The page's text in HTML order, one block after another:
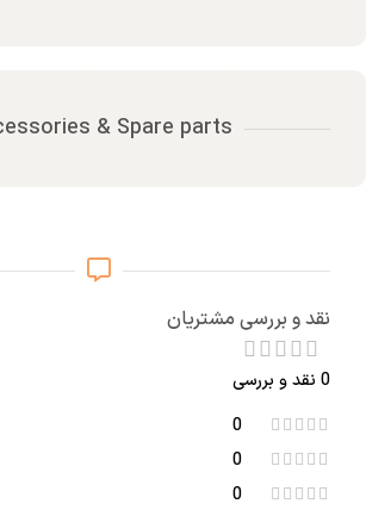
& Spare parts
نقد و بررسی مشتریان
0 نقد و بررسی
0
0
0